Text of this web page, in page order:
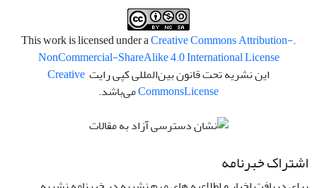
.This work is licensed under a
Creative Commons Attribution-
NonCommercial-ShareAlike 4.0 International License
این نشریه تحت قانون بین‌المللی کپی رایت Creative
CommonsLicense می‌باشد.
اشتراک خبرنامه